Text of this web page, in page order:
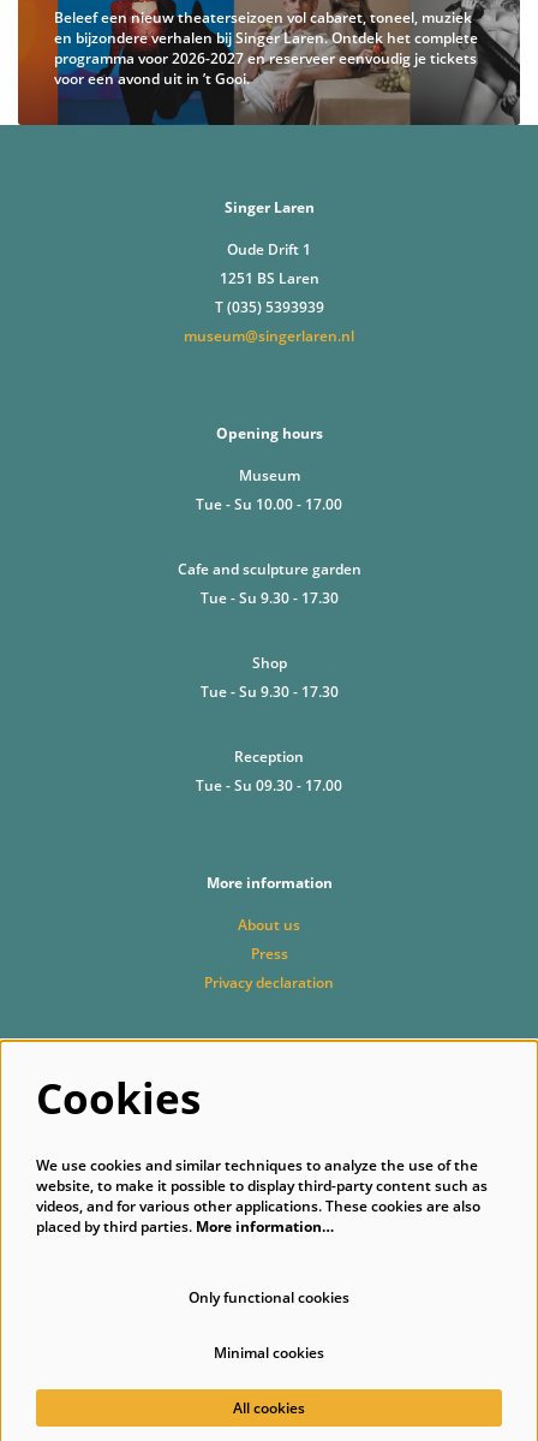
Beleef een nieuw theaterseizoen vol cabaret, toneel, muziek
en bijzondere verhalen bij Singer Laren. Ontdek het complete
programma voor 2026-2027 en reserveer eenvoudig je tickets
voor een avond uit in ’t Gooi.
Singer Laren
Oude Drift 1
1251 BS Laren
T (035) 5393939
museum@singerlaren.nl
Opening hours
Museum
Tue - Su 10.00 - 17.00
Cafe and sculpture garden
Tue - Su 9.30 - 17.30
Shop
Tue - Su 9.30 - 17.30
Reception
Tue - Su 09.30 - 17.00
More information
About us
Press
Privacy declaration
Powered byCultureSuite
Cookies
We use cookies and similar techniques to analyze the use of the
website, to make it possible to display third-party content such as
videos, and for various other applications. These cookies are also
placed by third parties. More information…
Only functional cookies
Minimal cookies
All cookies